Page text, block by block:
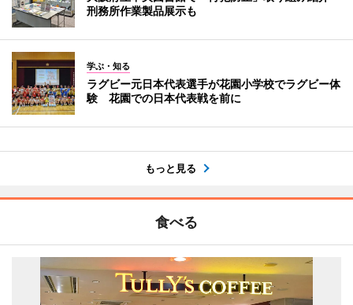
刑務所作業製品展示も
学ぶ・知る
ラグビー元日本代表選手が花園小学校でラグビー体
験 花園での日本代表戦を前に
もっと見る
食べる